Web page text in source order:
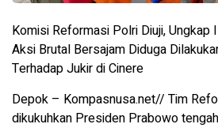
Komisi Reformasi Polri Diuji,
Aksi Brutal Bersajam Diduga
Terhadap Jukir di Cinere
Depok – Kompasnusa.net// Tim
dikukuhkan Presiden Prabowo